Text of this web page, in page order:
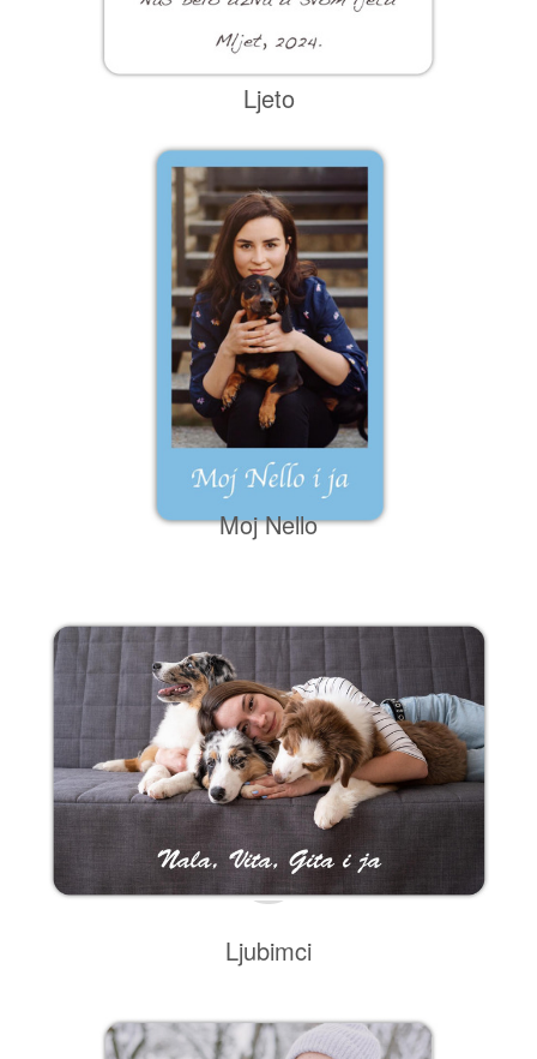
Ljeto
Moj Nello
Ljubimci